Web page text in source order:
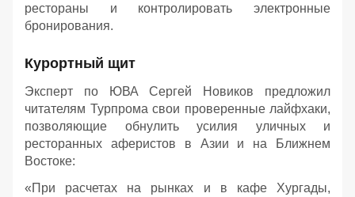
рестораны и контролировать электронные
бронирования.
Курортный щит
Эксперт по ЮВА Сергей Новиков предложил
читателям Турпрома свои проверенные лайфхаки,
позволяющие обнулить усилия уличных и
ресторанных аферистов в Азии и на Ближнем
Востоке:
«При расчетах на рынках и в кафе Хургады,